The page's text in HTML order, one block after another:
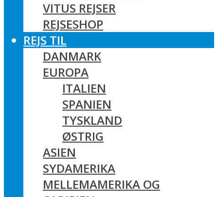
VITUS REJSER
REJSESHOP
REJS TIL
DANMARK
EUROPA
ITALIEN
SPANIEN
TYSKLAND
ØSTRIG
ASIEN
SYDAMERIKA
MELLEMAMERIKA OG